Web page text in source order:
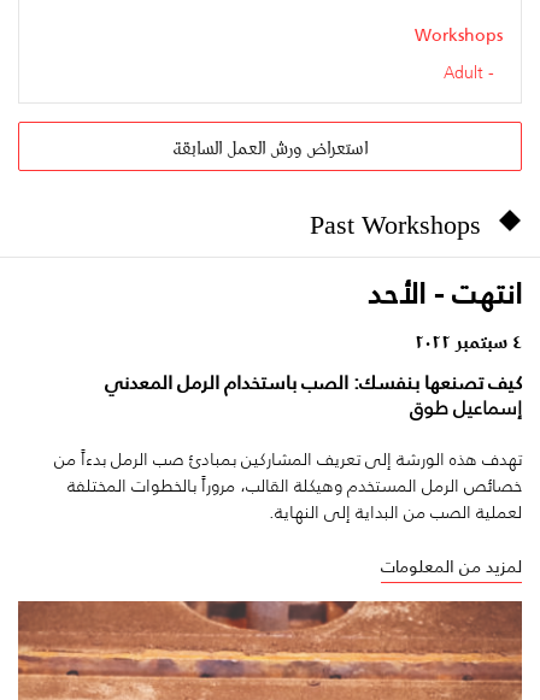
Workshops
Adult
استعراض ورش العمل السابقة
Past Workshops
انتهت - الأحد
٤ سبتمبر ٢٠٢٢
كيف تصنعها بنفسك: الصب باستخدام الرمل المعدني
إسماعيل طوق
تهدف هذه الورشة إلى تعريف المشاركين بمبادئ صب الرمل بدءاً من
خصائص الرمل المستخدم وهيكلة القالب، مروراً بالخطوات المختلفة
لعملية الصب من البداية إلى النهاية.
لمزيد من المعلومات